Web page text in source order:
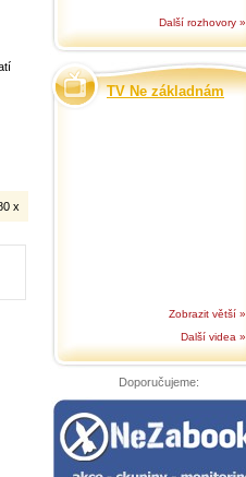
x
Další rozhovory »
TV Ne základnám
Zobrazit větší »
Další videa »
Doporučujeme: